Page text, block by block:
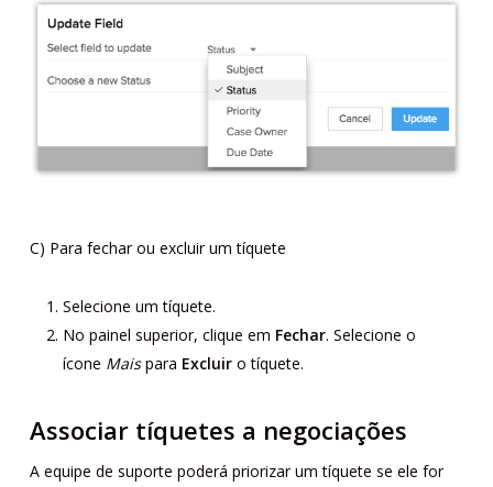
C) Para fechar ou excluir um tíquete
Selecione um tíquete.
No painel superior, clique em Fechar. Selecione o
ícone Maispara Excluiro tíquete.
Associar tíquetes a negociações
A equipe de suporte poderá priorizar um tíquete se ele for